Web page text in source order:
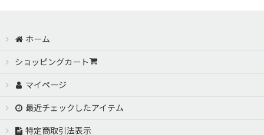
ホーム
ショッピングカート
マイページ
最近チェックしたアイテム
特定商取引法表示